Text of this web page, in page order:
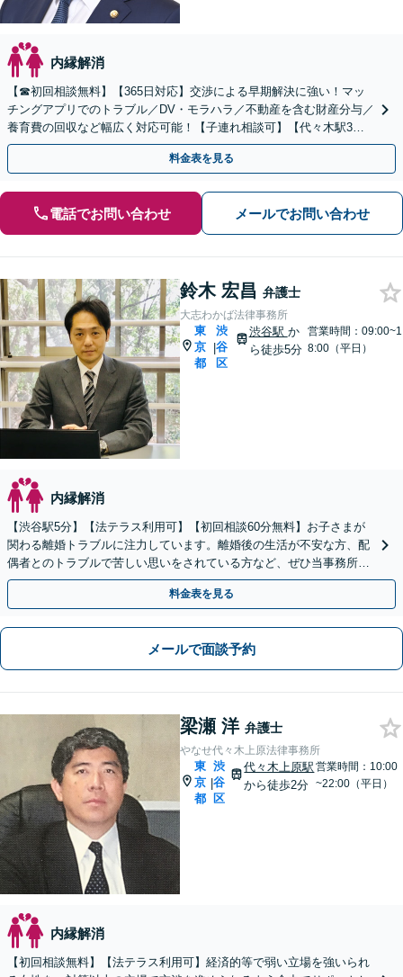
内縁解消
【☎︎初回相談無料】【365日対応】交渉による早期解決に強い！マッ
チングアプリでのトラブル／DV・モラハラ／不動産を含む財産分与／
養育費の回収など幅広く対応可能！【子連れ相談可】【代々木駅3
分】
料金表を見る
電話でお問い合わせ メールでお問い合わせ
鈴木 宏昌 弁護士
大志わかば法律事務所
東
京
都
|
渋
谷
区
渋谷駅 か
ら徒歩5分
営業時間：09:00~1
8:00（平日）
内縁解消
【渋谷駅5分】【法テラス利用可】【初回相談60分無料】お子さまが
関わる離婚トラブルに注力しています。離婚後の生活が不安な方、配
偶者とのトラブルで苦しい思いをされている方など、ぜひ当事務所に
ご相談ください。【電話・メール・Web相談可】
料金表を見る
メールで面談予約
梁瀬 洋 弁護士
やなせ代々木上原法律事務所
東
京
都
|
渋
谷
区
代々木上原駅
から徒歩2分
営業時間：10:00
~22:00（平日）
内縁解消
【初回相談無料】【法テラス利用可】経済的等で弱い立場を強いられ